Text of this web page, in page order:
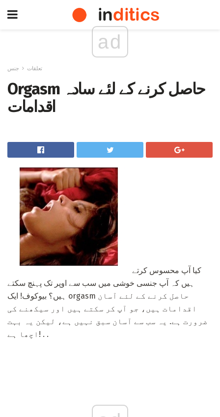
ad
تعلقات جنس
Orgasm حاصل کرنے کے لئے سادہ
اقدامات
ہیں کہ آپ جنسی خوشی میں سب سے اوپر تک پہنچ سکتے
ہیں؟ بیوکوف! ایک orgasm حاصل کرنے کے لئے آسان
اقدامات ہیں، جو آپ کر سکتے ہیں اور سیکھنے کی
ضرورت ہے. یہ سب سے آسان سبق نہیں ہے، لیکن یہ بہت
اچھا ہے! . .